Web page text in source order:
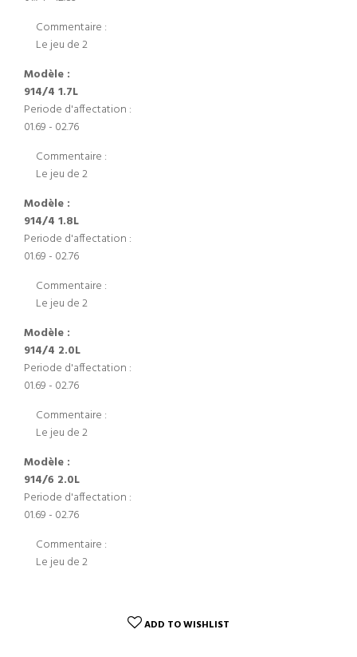
Commentaire :
Le jeu de 2
Modèle :
914/4 1.7L
Periode d'affectation :
01.69 - 02.76
Commentaire :
Le jeu de 2
Modèle :
914/4 1.8L
Periode d'affectation :
01.69 - 02.76
Commentaire :
Le jeu de 2
Modèle :
914/4 2.0L
Periode d'affectation :
01.69 - 02.76
Commentaire :
Le jeu de 2
Modèle :
914/6 2.0L
Periode d'affectation :
01.69 - 02.76
Commentaire :
Le jeu de 2
ADD TO WISHLIST